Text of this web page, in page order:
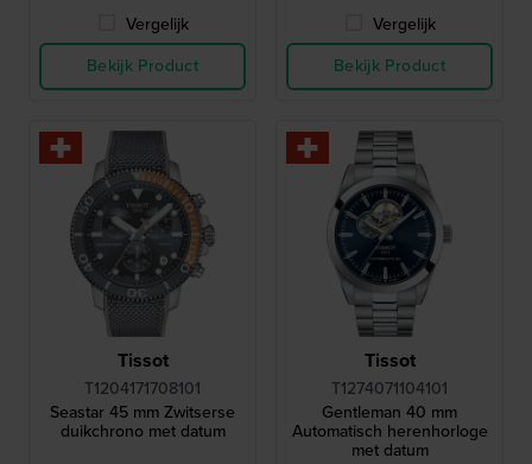
Vergelijk
Bekijk Product
Vergelijk
Bekijk Product
Tissot
T1204171708101
Seastar 45 mm Zwitserse
duikchrono met datum
Tissot
T1274071104101
Gentleman 40 mm
Automatisch herenhorloge
met datum